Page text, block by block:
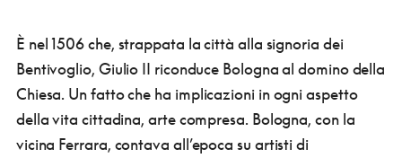
È nel 1506 che, strappata la città alla signoria dei
Bentivoglio, Giulio II riconduce Bologna al domino della
Chiesa. Un fatto che ha implicazioni in ogni aspetto
della vita cittadina, arte compresa. Bologna, con la
vicina Ferrara, contava all’epoca su artisti di